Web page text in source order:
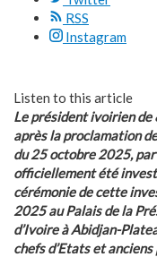
RSS
Instagram
Listen to this article
Le président ivoirien de
après la proclamation
du 25 octobre 2025,
officiellement été
cérémonie de cette
2025 au Palais de la
d’Ivoire à Abidjan-
chefs d’Etats et